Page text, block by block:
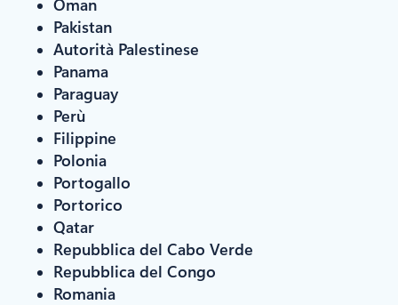
Pakistan
Autorità Palestinese
Panama
Paraguay
Perù
Filippine
Polonia
Portogallo
Portorico
Qatar
Repubblica del Cabo Verde
Repubblica del Congo
Romania